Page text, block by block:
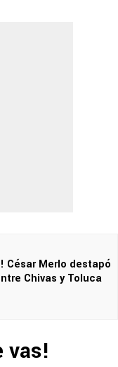
César Merlo destapó
Chivas y Toluca
vas!